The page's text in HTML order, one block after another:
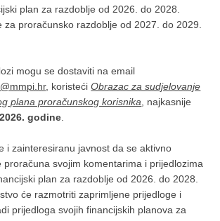
plan za razdoblje od 2026. do 2028.
za proračunsko razdoblje od 2027. do 2029.
mogu se dostaviti na email
, koristećiObrazac za sudjelovanje
plana proračunskog korisnika , najkasnije
godine
i zainteresiranu javnost da se aktivno
proračuna svojim komentarima i prijedlozima
plan za razdoblje od 2026. do 2028.
će razmotriti zaprimljene prijedloge i
prijedloga svojih financijskih planova za